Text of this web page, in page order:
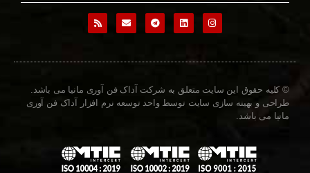
© کلیه حقوق این سایت متعلق به شرکت آداک فن آوری مانیا می باشد.
طراحی و بهینه سازی سایت توسط واحد توسعه نرم افزار آداک فن آوری
مانیا می باشد.